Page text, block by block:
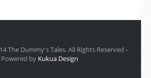
The Dummy's Tales. All Rights Reserved -
Powered by Kukua Design